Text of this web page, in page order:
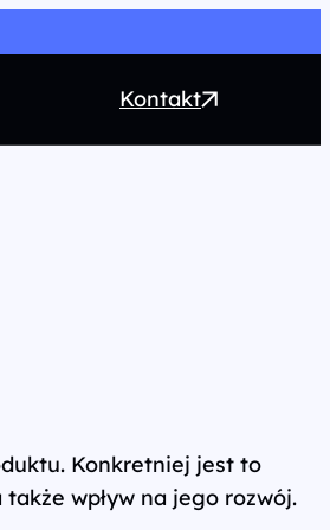
Kontakt
Konkretniej jest to
wpływ na jego rozwój.